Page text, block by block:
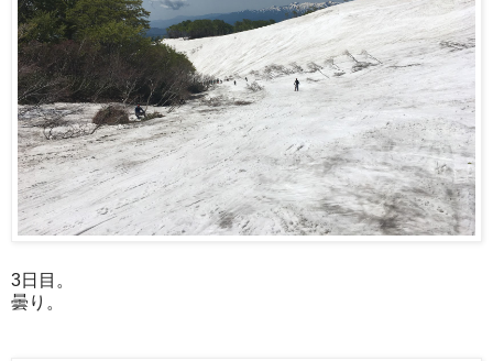
3日目。
曇り。